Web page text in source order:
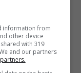
venuta a
Polizzy
information from
other device
with 319
and our partners